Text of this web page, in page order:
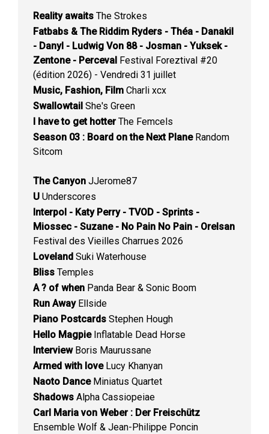
Reality awaits The Strokes
Fatbabs & The Riddim Ryders - Théa - Danakil
- Danyl - Ludwig Von 88 - Josman - Yuksek -
Zentone - Perceval Festival Foreztival #20
(édition 2026) - Vendredi 31 juillet
Music, Fashion, Film Charli xcx
Swallowtail She's Green
I have to get hotterThe Femcels
Season 03 : Board on the Next PlaneRandom
Sitcom
The Canyon JJerome87
U Underscores
Interpol - Katy Perry - TVOD - Sprints -
Miossec - Suzane - No Pain No Pain - Orelsan
Festival des Vieilles Charrues 2026
Loveland Suki Waterhouse
Bliss Temples
A ? of when Panda Bear & Sonic Boom
Run AwayEllside
Piano Postcards Stephen Hough
Hello MagpieInflatable Dead Horse
InterviewBoris Maurussane
Armed with loveLucy Khanyan
Naoto DanceMiniatus Quartet
Shadows Alpha Cassiopeiae
Carl Maria von Weber : Der Freischütz
Ensemble Wolf & Jean-Philippe Poncin